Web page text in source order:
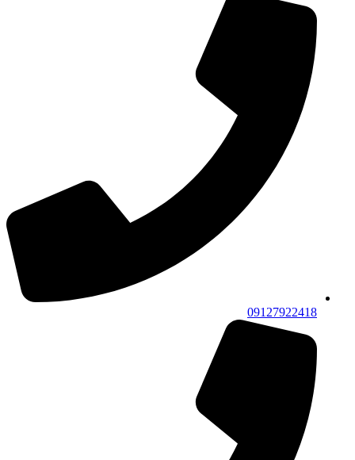
09127922418